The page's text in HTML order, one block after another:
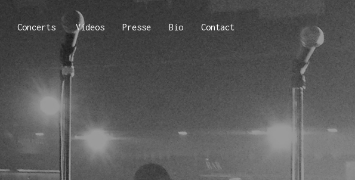
Concerts Videos Presse Bio Contact